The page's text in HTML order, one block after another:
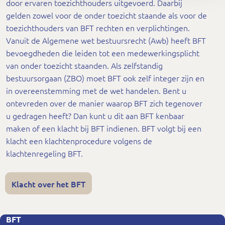
door ervaren toezichthouders uitgevoerd. Daarbij
gelden zowel voor de onder toezicht staande als voor de
toezichthouders van BFT rechten en verplichtingen.
Vanuit de Algemene wet bestuursrecht (Awb) heeft BFT
bevoegdheden die leiden tot een medewerkingsplicht
van onder toezicht staanden. Als zelfstandig
bestuursorgaan (ZBO) moet BFT ook zelf integer zijn en
in overeenstemming met de wet handelen. Bent u
ontevreden over de manier waarop BFT zich tegenover
u gedragen heeft? Dan kunt u dit aan BFT kenbaar
maken of een klacht bij BFT indienen. BFT volgt bij een
klacht een klachtenprocedure volgens de
klachtenregeling BFT.
Klacht over het BFT
BFT